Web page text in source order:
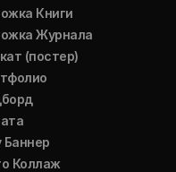
Книги
Журнала
(постер)
Баннер
Коллаж